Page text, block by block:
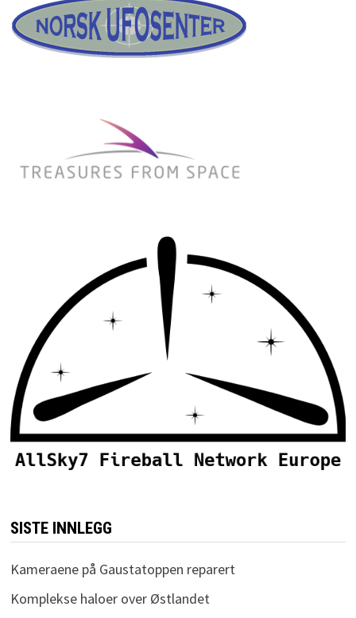
SISTE INNLEGG
Kameraene på Gaustatoppen reparert
Komplekse haloer over Østlandet